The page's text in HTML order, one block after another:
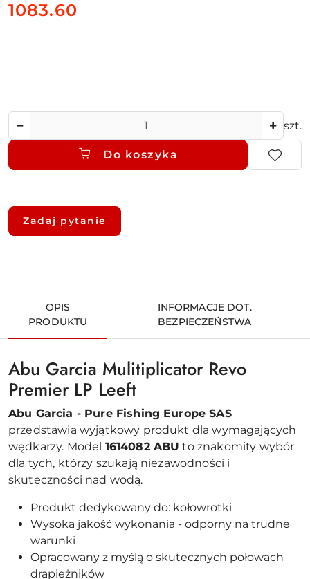
cena:
1083.60
szt.
Do koszyka
Dostępność
dostawa
Zadaj pytanie
OPIS
PRODUKTU
INFORMACJE DOT.
BEZPIECZEŃSTWA
Abu Garcia Mulitiplicator Revo
Premier LP Leeft
Abu Garcia - Pure Fishing Europe SAS
przedstawia wyjątkowy produkt dla wymagających
wędkarzy. Model 1614082 ABU to znakomity wybór
dla tych, którzy szukają niezawodności i
skuteczności nad wodą.
Produkt dedykowany do: kołowrotki
Wysoka jakość wykonania - odporny na trudne
warunki
Opracowany z myślą o skutecznych połowach
drapieżników